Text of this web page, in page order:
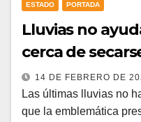
ESTADO PORTADA
Lluvias no
cerca de
14 DE FEBRERO DE
Las últimas lluvias no
que la emblemática